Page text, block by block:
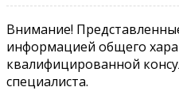
Внимание!
информацией общего
квалифицированной
специалиста.